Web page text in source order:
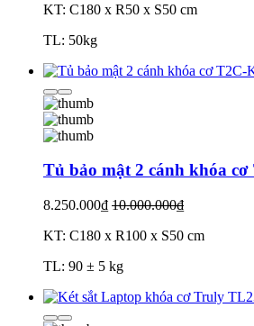
KT: C180 x R50 x S50 cm
TL: 50kg
Tủ bảo mật 2 cánh khóa
8.250.000₫ 10.000.000₫
KT: C180 x R100 x S50 cm
TL: 90 ± 5 kg